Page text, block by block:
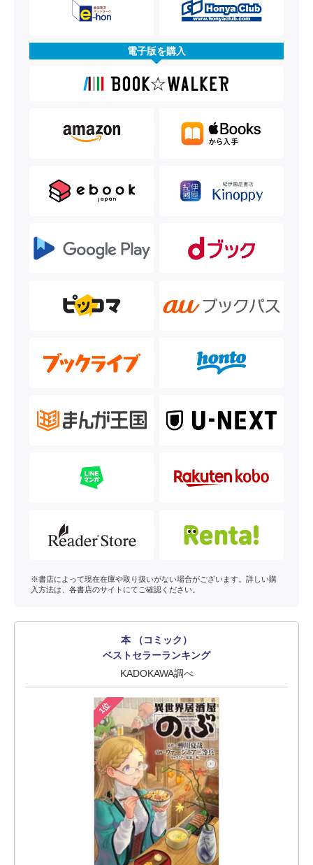
電子版を購入
※書店によって現在在庫や取り扱いがない場合がございます。詳しい購
入方法は、各書店のサイトにてご確認ください。
本 （コミック）
ベストセラーランキング
KADOKAWA調べ
1位